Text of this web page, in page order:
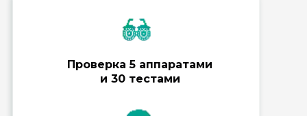
Проверка 5 аппаратами
и 30 тестами